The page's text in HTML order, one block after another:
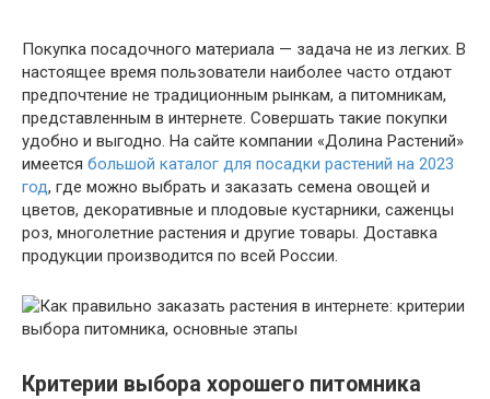
Покупка посадочного материала — задача не из легких. В
настоящее время пользователи наиболее часто отдают
предпочтение не традиционным рынкам, а питомникам,
представленным в интернете. Совершать такие покупки
удобно и выгодно. На сайте компании «Долина Растений»
имеется большой каталог для посадки растений на 2023
год, где можно выбрать и заказать семена овощей и
цветов, декоративные и плодовые кустарники, саженцы
роз, многолетние растения и другие товары. Доставка
продукции производится по всей России.
Критерии выбора хорошего питомника